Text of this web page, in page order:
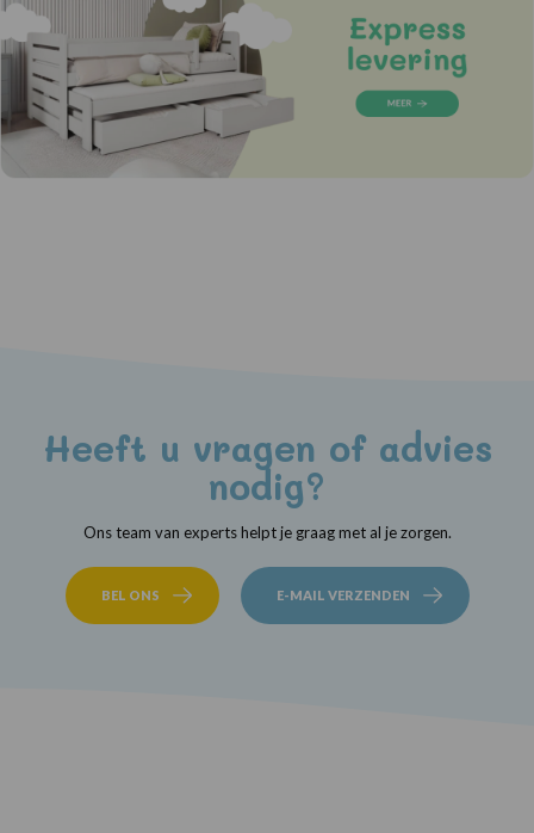
Heeft u vragen of advies
nodig?
Ons team van experts helpt je graag met al je zorgen.
BEL ONS E-MAIL VERZENDEN